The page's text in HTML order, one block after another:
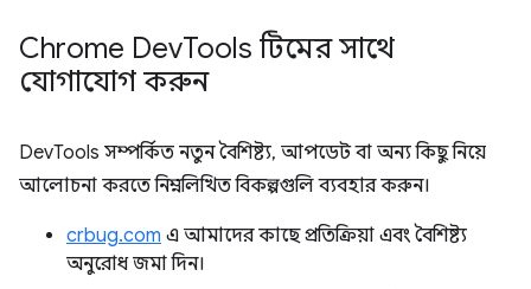
Chrome DevTools টিমের সাথে
যোগাযোগ করুন
DevTools সম্পর্কিত নতুন বৈশিষ্ট্য, আপডেট বা অন্য কিছু নিয়ে
আলোচনা করতে নিম্নলিখিত বিকল্পগুলি ব্যবহার করুন।
crbug.com এ আমাদের কাছে প্রতিক্রিয়া এবং বৈশিষ্ট্য
অনুরোধ জমা দিন।